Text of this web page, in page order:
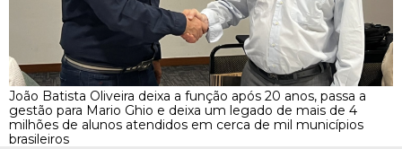
João Batista Oliveira deixa a função após 20 anos, passa a
gestão para Mario Ghio e deixa um legado de mais de 4
milhões de alunos atendidos em cerca de mil municípios
brasileiros